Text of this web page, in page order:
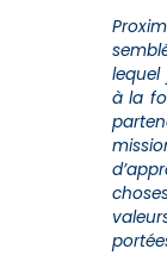
à la